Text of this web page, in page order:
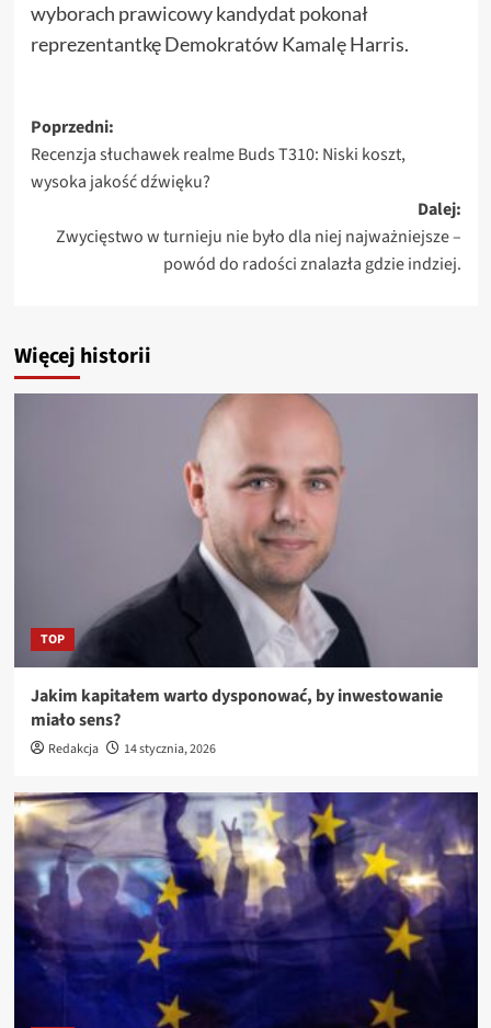
wyborach prawicowy kandydat pokonał
reprezentantkę Demokratów Kamalę Harris.
Zobacz
wpisy
Poprzedni:
Recenzja słuchawek realme Buds T310: Niski koszt,
wysoka jakość dźwięku?
Dalej:
Zwycięstwo w turnieju nie było dla niej najważniejsze –
powód do radości znalazła gdzie indziej.
Więcej historii
TOP
Jakim kapitałem warto dysponować, by inwestowanie
miało sens?
Redakcja 14 stycznia, 2026